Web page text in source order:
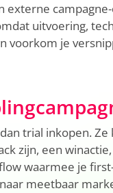
externe
uitvoering,
voorkom je
trial inkopen.
zijn, een
waarmee je
meetbaar